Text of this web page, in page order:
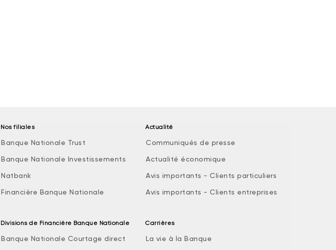
Nos filiales
Banque Nationale Trust
Banque Nationale Investissements
Natbank
Financière Banque Nationale
Divisions de Financière Banque Nationale
Banque Nationale Courtage direct
Actualité
Communiqués de presse
Actualité économique
Avis importants - Clients particuliers
Avis importants - Clients entreprises
Carrières
La vie à la Banque